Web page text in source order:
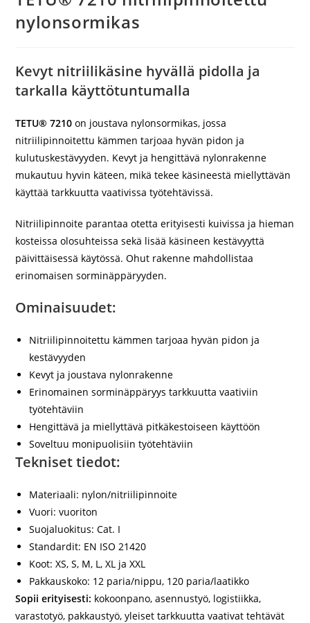
nylonsormikas
Kevyt nitriilikäsine hyvällä pidolla ja
tarkalla käyttötuntumalla
TETU® 7210 on joustava nylonsormikas, jossa
nitriilipinnoitettu kämmen tarjoaa hyvän pidon ja
kulutuskestävyyden. Kevyt ja hengittävä nylonrakenne
mukautuu hyvin käteen, mikä tekee käsineestä miellyttävän
käyttää tarkkuutta vaativissa työtehtävissä.
Nitriilipinnoite parantaa otetta erityisesti kuivissa ja hieman
kosteissa olosuhteissa sekä lisää käsineen kestävyyttä
päivittäisessä käytössä. Ohut rakenne mahdollistaa
erinomaisen sorminäppäryyden.
Ominaisuudet:
Nitriilipinnoitettu kämmen tarjoaa hyvän pidon ja
kestävyyden
Kevyt ja joustava nylonrakenne
Erinomainen sorminäppäryys tarkkuutta vaativiin
työtehtäviin
Hengittävä ja miellyttävä pitkäkestoiseen käyttöön
Soveltuu monipuolisiin työtehtäviin
Tekniset tiedot:
Materiaali: nylon/nitriilipinnoite
Vuori: vuoriton
Suojaluokitus: Cat. I
Standardit: EN ISO 21420
Koot: XS, S, M, L, XL ja XXL
Pakkauskoko: 12 paria/nippu, 120 paria/laatikko
Sopii erityisesti: kokoonpano, asennustyö, logistiikka,
varastotyö, pakkaustyö, yleiset tarkkuutta vaativat tehtävät